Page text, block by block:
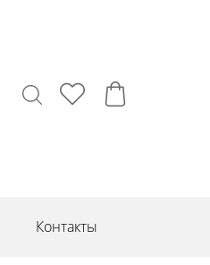
Контакты